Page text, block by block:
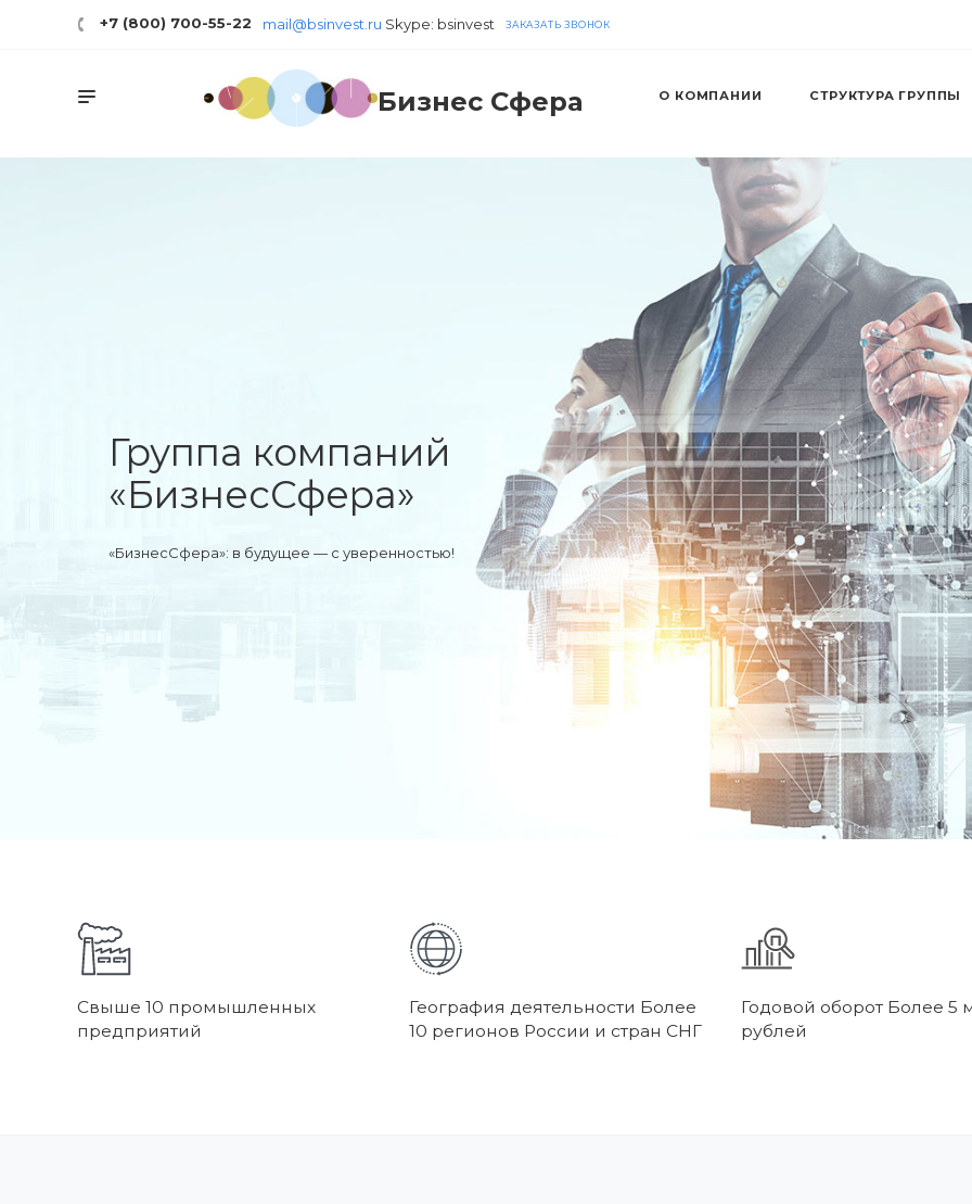
+7 (800) 700-55-22 mail@bsinvest.ru Skype: bsinvest ЗАКАЗАТЬ ЗВОНОК
Бизнес Сфера О КОМПАНИИ СТРУКТУРА ГРУППЫ
Группа компаний
«БизнесСфера»
«БизнесСфера»: в будущее — с уверенностью!
Свыше 10 промышленных
предприятий
География деятельности Более
10 регионов России и стран СНГ
Годовой оборот Более 5
рублей